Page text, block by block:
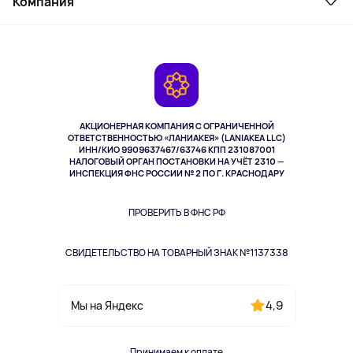
АКЦИОНЕРНАЯ КОМПАНИЯ С ОГРАНИЧЕННОЙ
ОТВЕТСТВЕННОСТЬЮ «ЛАНИАКЕЯ» (LANIAKEA LLC)
ИНН/КИО 9909637467/63746 КПП 231087001
НАЛОГОВЫЙ ОРГАН ПОСТАНОВКИ НА УЧЁТ 2310 —
ИНСПЕКЦИЯ ФНС РОССИИ № 2 ПО Г. КРАСНОДАРУ
ПРОВЕРИТЬ В ФНС РФ
СВИДЕТЕЛЬСТВО НА ТОВАРНЫЙ ЗНАК №1137338
Мы на Яндекс 4,9
Здоровье питомцев
Одежда и аксессуары